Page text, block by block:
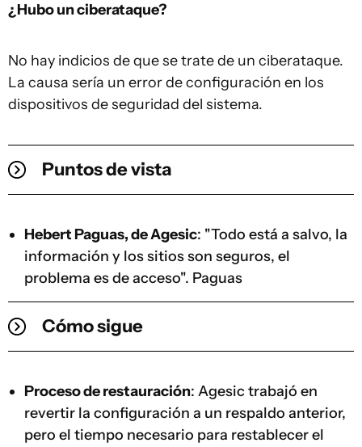
¿Hubo un ciberataque?
No hay indicios de que se trate de un ciberataque.
La causa sería un error de configuración en los
dispositivos de seguridad del sistema.
Puntos de vista
Hebert Paguas, de Agesic: "Todo está a salvo, la
información y los sitios son seguros, el
problema es de acceso". Paguas
Cómo sigue
Proceso de restauración: Agesic trabajó en
revertir la configuración a un respaldo anterior,
pero el tiempo necesario para restablecer el